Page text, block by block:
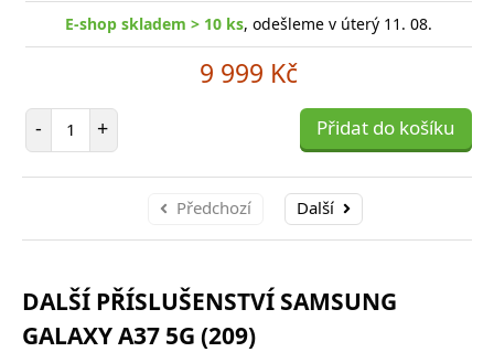
E-shop skladem > 10 ks, odešleme v úterý 11. 08.
9 999 Kč
- Počet položek
+ Přidat do košíku
Předchozí Další
DALŠÍ PŘÍSLUŠENSTVÍ SAMSUNG
GALAXY A37 5G (209)